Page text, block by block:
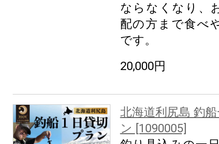
ならなくなり、
配の方まで食べ
です。
20,000円
北海道利尻島 釣
ン [1090005]